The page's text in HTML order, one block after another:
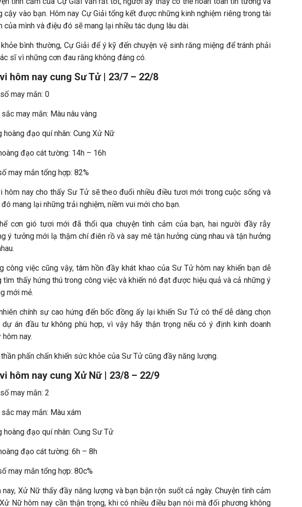
cậy vào bạn. Hôm nay Cự Giải tổng kết được những kinh nghiệm riêng trong tài
của mình và điệu đó sẽ mang lại nhiều tác dụng lâu dài.
bình thường, Cự Giải để ý kỹ đến chuyện vệ sinh răng miệng để tránh phải
sĩ vì những cơn đau răng không đáng có.
hôm nay cung Sư Tử | 23/7 – 22/8
may mắn: 0
sắc may mắn: Màu nâu vàng
hoàng đạo quí nhân: Cung Xử Nữ
đạo cát tường: 14h – 16h
may mắn tổng hợp: 82%
hôm nay cho thấy Sư Tử sẽ theo đuổi nhiều điều tươi mới trong cuộc sống và
mang lại những trải nghiệm, niềm vui mới cho bạn.
cơn gió tươi mới đã thổi qua chuyện tình cảm của bạn, hai người đầy rẫy
ý tưởng mới lạ thậm chí điên rồ và say mê tận hưởng cùng nhau và tận hưởng
công việc cũng vậy, tâm hồn đầy khát khao của Sư Tử hôm nay khiến bạn dễ
tìm thấy hứng thú trong công việc và khiến nó đạt được hiệu quả và cả những ý
mới mẻ.
chính sự cao hứng đến bốc đồng ấy lại khiến Sư Tử có thể dễ dàng chọn
dự án đầu tư không phù hợp, vì vậy hãy thận trọng nếu có ý định kinh doanh
hôm nay.
phấn chấn khiến sức khỏe của Sư Tử cũng đầy năng lượng.
hôm nay cung Xử Nữ | 23/8 – 22/9
may mắn: 2
sắc may mắn: Màu xám
hoàng đạo quí nhân: Cung Sư Tử
đạo cát tường: 6h – 8h
may mắn tổng hợp: 80c%
nay, Xử Nữ thấy đầy năng lượng và bạn bận rộn suốt cả ngày. Chuyện tình cảm
Nữ hôm nay cần thận trọng, khi có nhiều điều bạn nói mà đối phương không